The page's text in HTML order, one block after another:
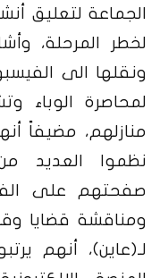
الجماعة لتعليق
لخطر المرحلة،
ونقلها الى
لمحاصرة الوباء
منازلهم، مضيفاً
نظموا العديد
صفحتهم على
ومناقشة قضايا
لـ(عاين)، أنهم